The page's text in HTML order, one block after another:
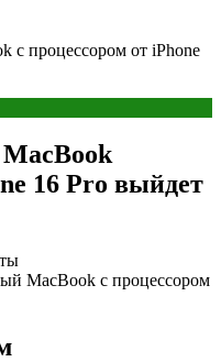
с процессором от iPhone
16 Pro выйдет
MacBook с процессором